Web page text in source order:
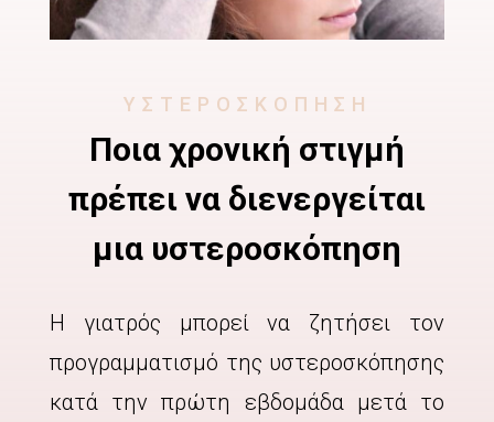
ΥΣΤΕΡΟΣΚΟΠΗΣΗ
Ποια χρονική στιγμή
πρέπει να διενεργείται
μια υστεροσκόπηση
Η γιατρός μπορεί να ζητήσει τον
προγραμματισμό της υστεροσκόπησης
κατά την πρώτη εβδομάδα μετά το